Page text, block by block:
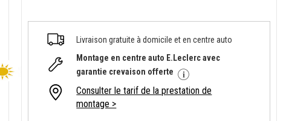
Livraison gratuite à domicile et en centre auto
Montage en centre auto E.Leclerc avec
garantie crevaison offerte
Consulter le tarif de la prestation de
montage >